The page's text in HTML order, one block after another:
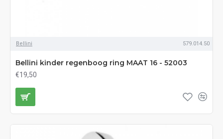
Bellini 579.014.50
Bellini kinder regenboog ring MAAT 16 - 52003
€19,50